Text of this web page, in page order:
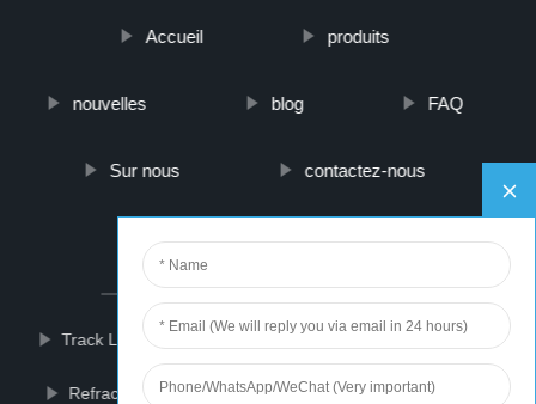
Accueil produits
nouvelles blog FAQ
Sur nous contactez-nous
PARTNER COMPANY
Track Lighting Bulbs Types Kids Chairs Wholesale
Refractory Brick Lining Anchors Pv Cable 6mm2